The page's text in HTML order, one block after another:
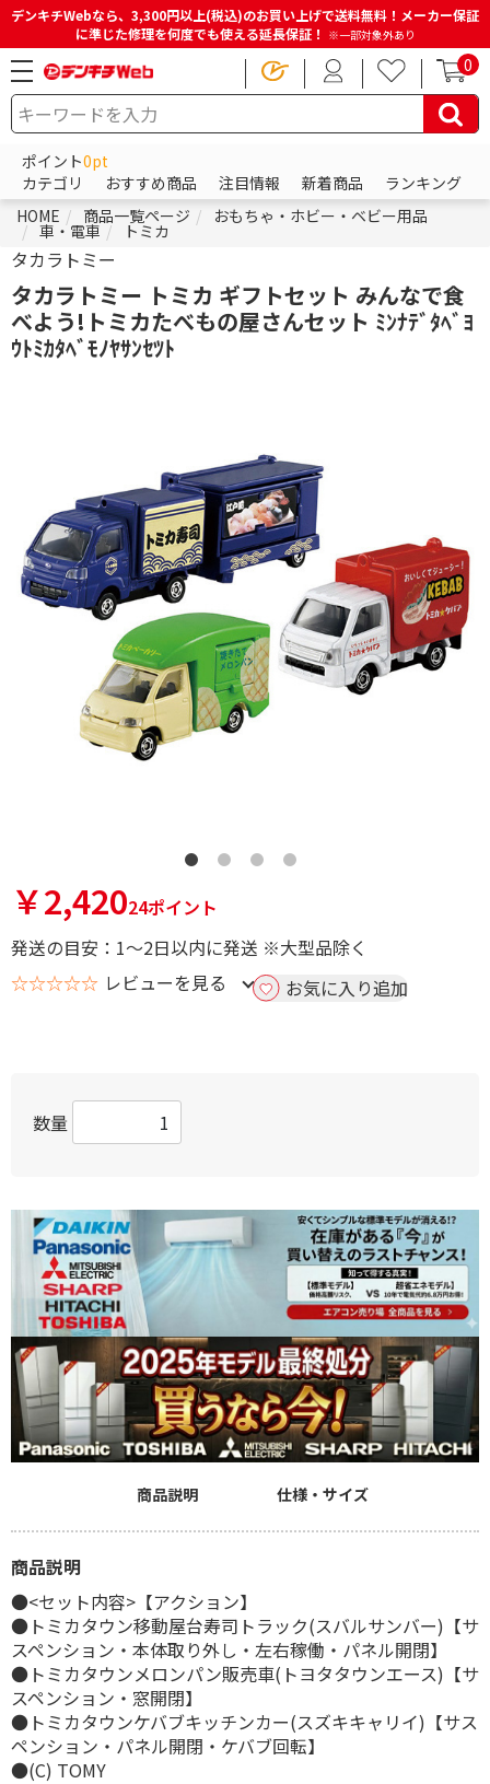
デンキチWebなら、3,300円以上(税込)のお買い上げで送料無料！メーカー保証
に準じた修理を何度でも使える延長保証！ ※一部対象外あり
0
ポイント0pt
カテゴリ
おすすめ商品 注目情報 新着商品
ランキング
HOME
商品一覧ページ おもちゃ・ホビー・ベビー用品
車・電車 トミカ
タカラトミー
タカラトミー トミカ ギフトセット みんなで食
べよう!トミカたべもの屋さんセット ﾐﾝﾅﾃﾞﾀﾍﾞﾖ
ｳﾄﾐｶﾀﾍﾞﾓﾉﾔｻﾝｾﾂﾄ
￥2,42024ポイント
発送の目安：1～2日以内に発送 ※大型品除く
☆☆☆☆☆ レビューを見る お気に入り追加
数量
商品説明 仕様・サイズ
商品説明
●<セット内容>【アクション】
●トミカタウン移動屋台寿司トラック(スバルサンバー)【サ
スペンション・本体取り外し・左右稼働・パネル開閉】
●トミカタウンメロンパン販売車(トヨタタウンエース)【サ
スペンション・窓開閉】
●トミカタウンケバブキッチンカー(スズキキャリイ)【サス
ペンション・パネル開閉・ケバブ回転】
●(C) TOMY